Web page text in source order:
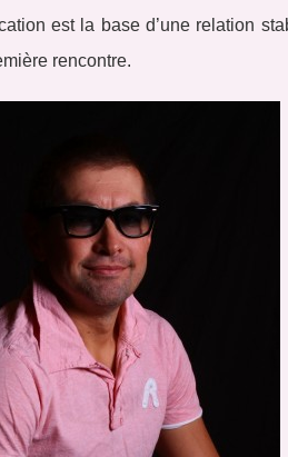
est la base d’une relation
rencontre.